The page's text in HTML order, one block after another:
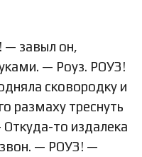
— завыл он,
— Роуз. РОУЗ!
сковородку и
размаху треснуть
то издалека
звон. — РОУЗ! —